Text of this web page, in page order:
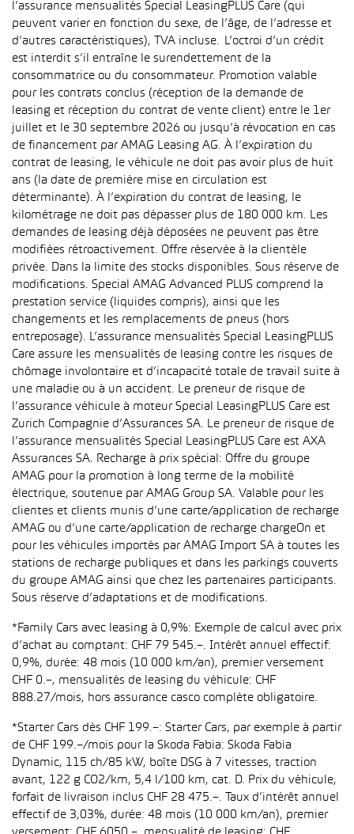
l’assurance mensualités Special LeasingPLUS Care (qui
peuvent varier en fonction du sexe, de l’âge, de l’adresse et
d’autres caractéristiques), TVA incluse. L’octroi d’un crédit
est interdit s’il entraîne le surendettement de la
consommatrice ou du consommateur. Promotion valable
pour les contrats conclus (réception de la demande de
leasing et réception du contrat de vente client) entre le 1er
juillet et le 30 septembre 2026 ou jusqu’à révocation en cas
de financement par AMAG Leasing AG. À l’expiration du
contrat de leasing, le véhicule ne doit pas avoir plus de huit
ans (la date de première mise en circulation est
déterminante). À l’expiration du contrat de leasing, le
kilométrage ne doit pas dépasser plus de 180 000 km. Les
demandes de leasing déjà déposées ne peuvent pas être
modifiées rétroactivement. Offre réservée à la clientèle
privée. Dans la limite des stocks disponibles. Sous réserve de
modifications. Special AMAG Advanced PLUS comprend la
prestation service (liquides compris), ainsi que les
changements et les remplacements de pneus (hors
entreposage). L’assurance mensualités Special LeasingPLUS
Care assure les mensualités de leasing contre les risques de
chômage involontaire et d’incapacité totale de travail suite à
une maladie ou à un accident. Le preneur de risque de
l’assurance véhicule à moteur Special LeasingPLUS Care est
Zurich Compagnie d’Assurances SA. Le preneur de risque de
l’assurance mensualités Special LeasingPLUS Care est AXA
Assurances SA. Recharge à prix spécial: Offre du groupe
AMAG pour la promotion à long terme de la mobilité
électrique, soutenue par AMAG Group SA. Valable pour les
clientes et clients munis d’une carte/application de recharge
AMAG ou d’une carte/application de recharge chargeOn et
pour les véhicules importés par AMAG Import SA à toutes les
stations de recharge publiques et dans les parkings couverts
du groupe AMAG ainsi que chez les partenaires participants.
Sous réserve d’adaptations et de modifications.
*Family Cars avec leasing à 0,9%: Exemple de calcul avec prix
d’achat au comptant: CHF 79 545.–. Intérêt annuel effectif:
0,9%, durée: 48 mois (10 000 km/an), premier versement
CHF 0.–, mensualités de leasing du véhicule: CHF
888.27/mois, hors assurance casco complète obligatoire.
*Starter Cars dès CHF 199.–: Starter Cars, par exemple à partir
de CHF 199.–/mois pour la Skoda Fabia: Skoda Fabia
Dynamic, 115 ch/85 kW, boîte DSG à 7 vitesses, traction
avant, 122 g CO2/km, 5,4 l/100 km, cat. D. Prix du véhicule,
forfait de livraison inclus CHF 28 475.–. Taux d’intérêt annuel
effectif de 3,03%, durée: 48 mois (10 000 km/an), premier